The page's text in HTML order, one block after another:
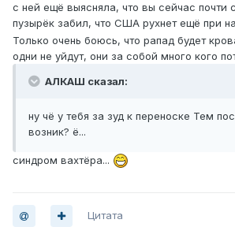
с ней ещё выясняла, что вы сейчас почти
пузырёк забил, что США рухнет ещё при
Только очень боюсь, что рапад будет
одни не уйдут, они за собой много кого
АЛКАШ сказал:
ну чё у тебя за зуд к переноске Тем
возник? ё...
синдром вахтёра...
Цитата